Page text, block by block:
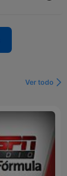
Ver todo